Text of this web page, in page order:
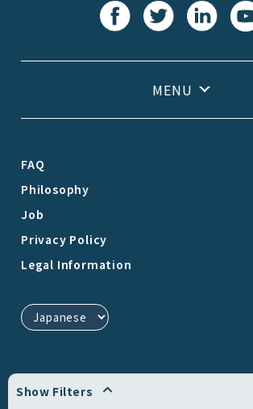
Show Filters
FAQ
Philosophy
Job
Privacy Policy
Legal Information